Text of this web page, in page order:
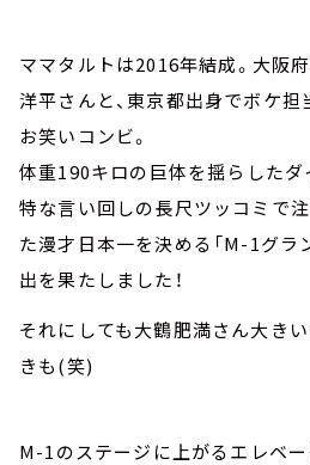
ママタルトは2016年結成。大阪
洋平さんと、東京都出身でボケ
お笑いコンビ。
体重190キロの巨体を揺らしたダ
特な言い回しの長尺ツッコミで
た漫才日本一を決める「M-1グラ
出を果たしました！
それにしても大鶴肥満さん大き
きも(笑)
M-1のステージに上がるエレベー